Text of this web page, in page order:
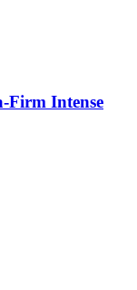
​Firm Intense